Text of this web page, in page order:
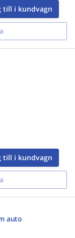
till i kundvagn
till i kundvagn
auto